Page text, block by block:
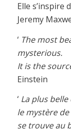
Elle s’inspire
Jeremy
‘ The most
mysterious.
It is the
Einstein
‘ La plus
le mystère
se trouve au